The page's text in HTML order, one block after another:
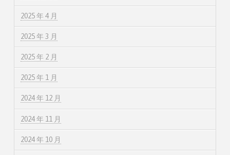
2025 年 4 月
2025 年 3 月
2025 年 2 月
2025 年 1 月
2024 年 12 月
2024 年 11 月
2024 年 10 月